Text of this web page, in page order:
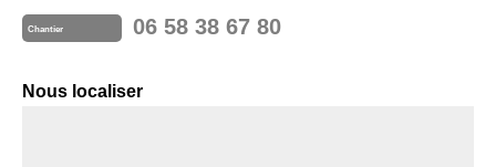
Chantier 06 58 38 67 80
Nous localiser